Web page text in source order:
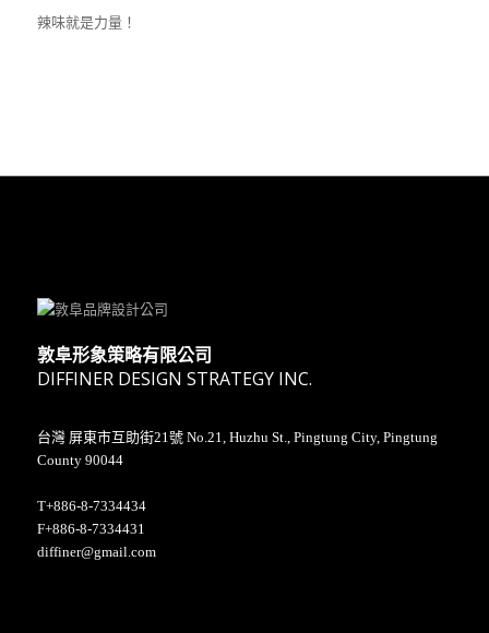
辣味就是力量！
敦阜形象策略有限公司
DIFFINER DESIGN STRATEGY INC.
台灣 屏東市互助街21號 No.21, Huzhu St., Pingtung City, Pingtung
County 90044
T+886-8-7334434
F+886-8-7334431
diffiner@gmail.com